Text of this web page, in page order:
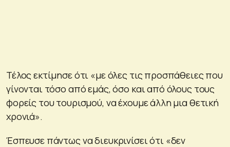
Τέλος εκτίμησε ότι «με όλες τις προσπάθειες που
γίνονται τόσο από εμάς, όσο και από όλους τους
φορείς του τουρισμού, να έχουμε άλλη μια θετική
χρονιά».
Έσπευσε πάντως να διευκρινίσει ότι «δεν